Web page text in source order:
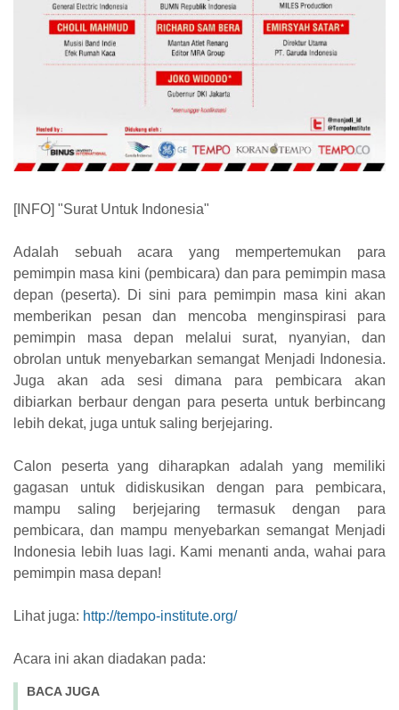
[INFO] "Surat Untuk Indonesia"
Adalah sebuah acara yang mempertemukan para
pemimpin masa kini (pembicara) dan para pemimpin masa
depan (peserta). Di sini para pemimpin masa kini akan
memberikan pesan dan mencoba menginspirasi para
pemimpin masa depan melalui surat, nyanyian, dan
obrolan untuk menyebarkan semangat Menjadi Indonesia.
Juga akan ada sesi dimana para pembicara akan
dibiarkan berbaur dengan para peserta untuk berbincang
lebih dekat, juga untuk saling berjejaring.
Calon peserta yang diharapkan adalah yang memiliki
gagasan untuk didiskusikan dengan para pembicara,
mampu saling berjejaring termasuk dengan para
pembicara, dan mampu menyebarkan semangat Menjadi
Indonesia lebih luas lagi. Kami menanti anda, wahai para
pemimpin masa depan!
Lihat juga: http://tempo-institute.org/
Acara ini akan diadakan pada:
BACA JUGA